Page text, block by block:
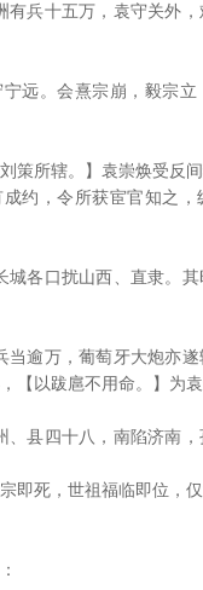
兵十五万，袁守关外，
远。会熹宗崩，毅宗立
策所辖。】袁崇焕受反间
约，令所获宦官知之，
各口扰山西、直隶。
逾万，葡萄牙大炮亦遂
【以跋扈不用命。】为袁
县四十八，南陷济南，
即死，世祖福临即位，仅